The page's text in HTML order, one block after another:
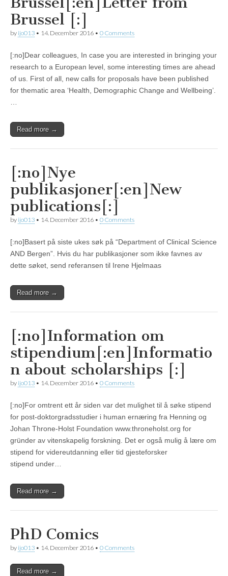
Brussel [:]
by ijo013 • 14. December 2016 • 0 Comments
[:no]Dear colleagues, In case you are interested in bringing your
research to a European level, some interesting times are ahead
of us. First of all, new calls for proposals have been published
for thematic area ‘Health, Demographic Change and Wellbeing’.
…
Read more →
[:no]Nye
publikasjoner[:en]New
publications[:]
by ijo013 • 14. December 2016 • 0 Comments
[:no]Basert på siste ukes søk på “Department of Clinical Science
AND Bergen”. Hvis du har publikasjoner som ikke favnes av
dette søket, send referansen til Irene Hjelmaas
Read more →
[:no]Information om
stipendium[:en]Informatio
n about scholarships [:]
by ijo013 • 14. December 2016 • 0 Comments
[:no]For omtrent ett år siden var det mulighet til å søke stipend
for post-doktorgradsstudier i human ernæring fra Henning og
Johan Throne-Holst Foundation www.throneholst.org for
gründer av vitenskapelig forskning. Det er også mulig å lære om
stipend for videreutdanning eller tid gjesteforsker
stipend under…
Read more →
PhD Comics
by ijo013 • 14. December 2016 • 0 Comments
Read more →